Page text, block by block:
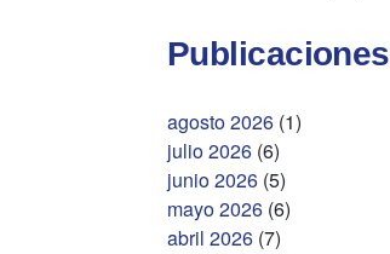
Publicaciones
agosto 2026 (1)
julio 2026 (6)
junio 2026 (5)
mayo 2026 (6)
abril 2026 (7)